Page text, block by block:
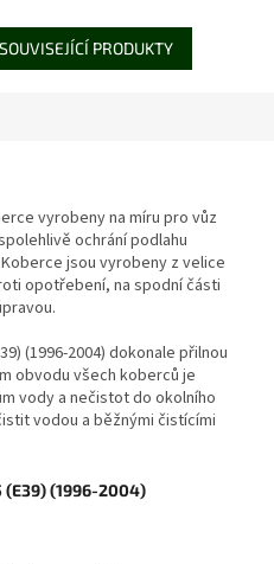
PRODUKTY
vyrobeny na míru pro vůz
ochrání podlahu
jsou vyrobeny z velice
opotřebení, na spodní části
(1996-2004) dokonale přilnou
obvodu všech koberců je
vody a nečistot do okolního
vodou a běžnými čistícími
(E39) (1996-2004)